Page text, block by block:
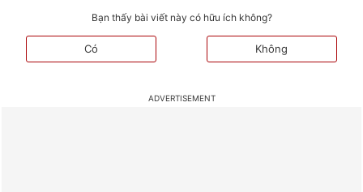
Bạn thấy bài viết này có hữu ích không?
Có Không